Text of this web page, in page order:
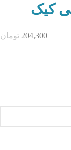
کیک
204,300 تومان